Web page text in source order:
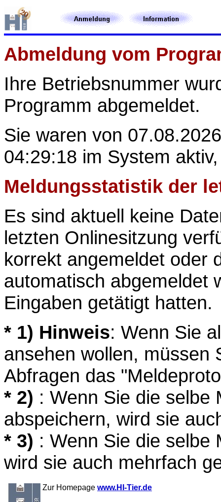
Abmeldung vom
Ihre Betriebsnummer
Programm abgemeldet.
Sie waren von
04:29:18 im System
Meldungsstatistik der
Es sind aktuell keine
letzten Onlinesitzung
korrekt angemeldet oder
automatisch abgemeldet
Eingaben getätigt hatten.
* 1) Hinweis: Wenn Sie
ansehen wollen, müssen
Abfragen das
* 2) : Wenn Sie die selbe
abspeichern, wird sie
* 3) : Wenn Sie die selbe
wird sie auch mehrfach
Zur Homepage www.HI-Tier.de